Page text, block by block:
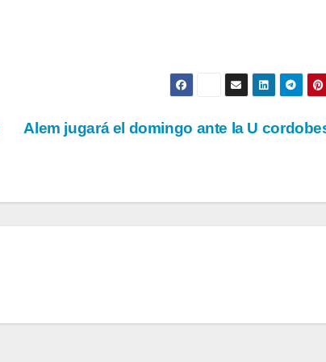
Alem jugará el domingo ante la U